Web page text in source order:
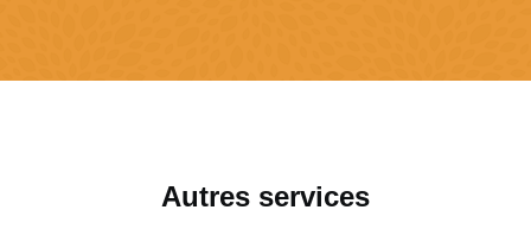
Autres services